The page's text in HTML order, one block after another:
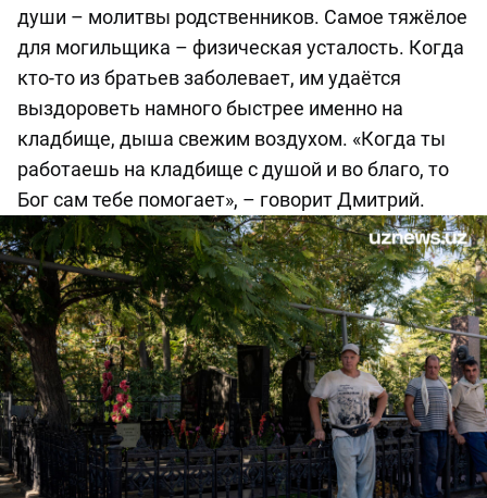
души – молитвы родственников. Самое тяжёлое
для могильщика – физическая усталость. Когда
кто-то из братьев заболевает, им удаётся
выздороветь намного быстрее именно на
кладбище, дыша свежим воздухом. «Когда ты
работаешь на кладбище с душой и во благо, то
Бог сам тебе помогает», – говорит Дмитрий.